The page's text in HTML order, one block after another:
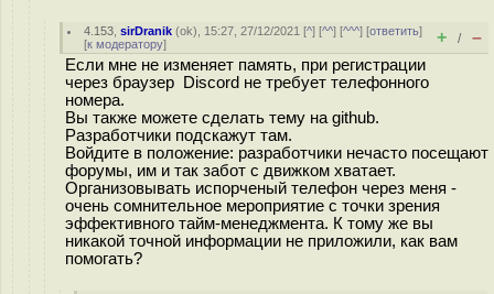
4.153 ,sirDranik (ok), 15:27, 27/12/2021 [^] [^^] [^^^] [ответить]
[к модератору] + / –
Если мне не изменяет память, при регистрации
через браузер Discord не требует телефонного
номера.
Вы также можете сделать тему на github.
Разработчики подскажут там.
Войдите в положение: разработчики нечасто посещают
форумы, им и так забот с движком хватает.
Организовывать испорченый телефон через меня -
очень сомнительное мероприятие с точки зрения
эффективного тайм-менеджмента. К тому же вы
никакой точной информации не приложили, как вам
помогать?